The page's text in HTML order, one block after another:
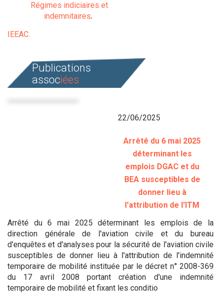
Régimes indiciaires et
indemnitaires
IEEAC
Publications
associées
22/06/2025
Arrêté du 6 mai 2025
déterminant les
emplois DGAC et du
BEA susceptibles de
donner lieu à
l'attribution de l'ITM
Arrêté du 6 mai 2025 déterminant les emplois de la
direction générale de l'aviation civile et du bureau
d'enquêtes et d'analyses pour la sécurité de l'aviation civile
susceptibles de donner lieu à l'attribution de l'indemnité
temporaire de mobilité instituée par le décret n° 2008-369
du 17 avril 2008 portant création d'une indemnité
temporaire de mobilité et fixant les conditio